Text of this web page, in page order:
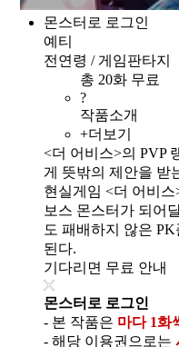
몬스터로 로그인
예티
전연령 / 게임판타지
총 20화 무료
?
작품소개
+더보기
<더 어비스>의 PVP
게 뜻밖의 제안을 받
현실게임 <더 어비
보스 몬스터가 되어
도 패배하지 않은
된다.
기다리면 무료 안내
몬스터로 로그인
- 본 작품은 마다 1화
- 해당 이용권으로는